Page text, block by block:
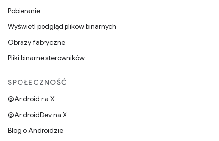
Pobieranie
Wyświetl podgląd plików binarnych
Obrazy fabryczne
Pliki binarne sterowników
SPOŁECZNOŚĆ
@Android na X
@AndroidDev na X
Blog o Androidzie